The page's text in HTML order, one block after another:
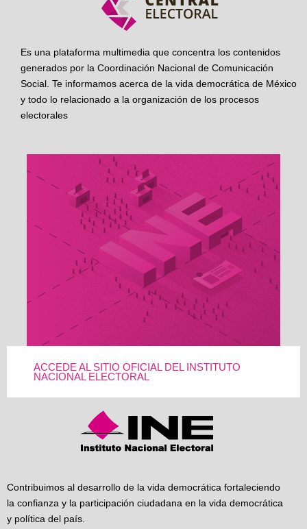
Es una plataforma multimedia que concentra los contenidos
generados por la Coordinación Nacional de Comunicación
Social. Te informamos acerca de la vida democrática de México
y todo lo relacionado a la organización de los procesos
electorales
ACCEDE AL SITIO OFICIAL DEL INSTITUTO
NACIONAL ELECTORAL
Contribuimos al desarrollo de la vida democrática fortaleciendo
la confianza y la participación ciudadana en la vida democrática
y política del país.